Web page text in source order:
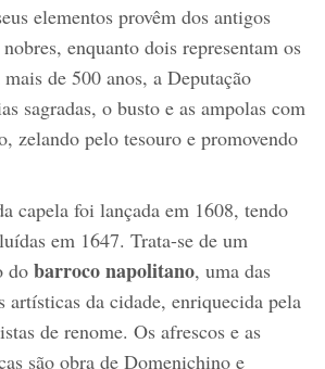
elementos provêm dos antigos
enquanto dois representam os
de 500 anos, a Deputação
sagradas, o busto e as ampolas com
zelando pelo tesouro e promovendo
capela foi lançada em 1608, tendo
em 1647. Trata-se de um
do barroco napolitano, uma das
artísticas da cidade, enriquecida pela
de renome. Os afrescos e as
são obra de Domenichino e